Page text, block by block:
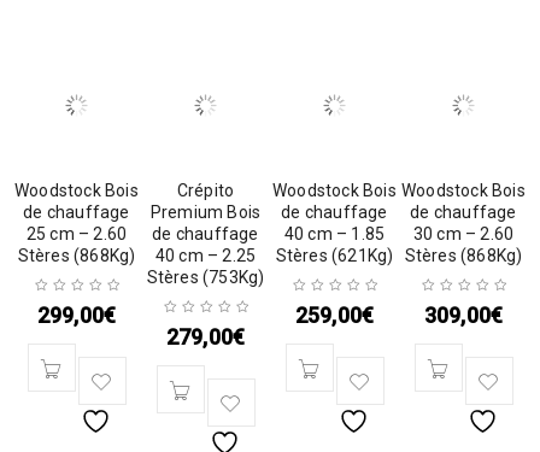
Woodstock Bois
de chauffage
25 cm – 2.60
Stères (868Kg)
299,00€
Crépito
Premium Bois
de chauffage
40 cm – 2.25
Stères (753Kg)
279,00€
Woodstock Bois
de chauffage
40 cm – 1.85
Stères (621Kg)
259,00€
Woodstock Bois
de chauffage
30 cm – 2.60
Stères (868Kg)
309,00€